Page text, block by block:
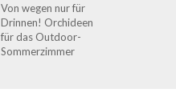
Von wegen nur für
Drinnen! Orchideen
für das Outdoor-
Sommerzimmer